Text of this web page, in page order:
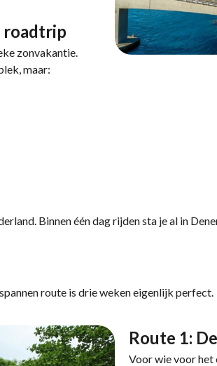
roadtrip
zonvakantie.
maar:
Binnen één dag rijden sta je al in
route is drie weken eigenlijk perfect.
Route 1:
Voor wie voor het